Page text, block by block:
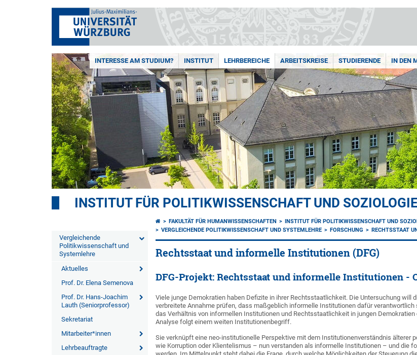
INTERESSE AM STUDIUM? INSTITUT LEHRBEREICHE ARBEITSKREISE STUDIERENDE IN DEN
INSTITUT FÜR POLITIKWISSENSCHAFT UND SOZIOLOGIE
Vergleichende
Politikwissenschaft und
Systemlehre
Aktuelles
Prof. Dr. Elena Semenova
Prof. Dr. Hans-Joachim
Lauth (Seniorprofessor)
Sekretariat
Mitarbeiter*innen
Lehrbeauftragte
FAKULTÄT FÜR HUMANWISSENSCHAFTEN INSTITUT FÜR POLITIKWISSENSCHAFT UND
VERGLEICHENDE POLITIKWISSENSCHAFT UND SYSTEMLEHRE
FORSCHUNG RECHTSSTAAT
Rechtsstaat und informelle Institutionen (DFG)
DFG-Projekt: Rechtsstaat und informelle Institutionen -
Viele junge Demokratien haben Defizite in ihrer Rechtsstaatlichkeit. Die Untersuchung will
verbreitete Annahme prüfen, dass maßgeblich informelle Institutionen dafür
das Verhältnis von informellen Institutionen und Rechtsstaatlichkeit in jungen Demokratien
Analyse folgt einem weiten Institutionenbegriff.
Sie verknüpft eine neo-institutionelle Perspektive mit dem Institutionenverständnis
wie Korruption oder Klientelismus – nun verstanden als informelle Institutionen – und die